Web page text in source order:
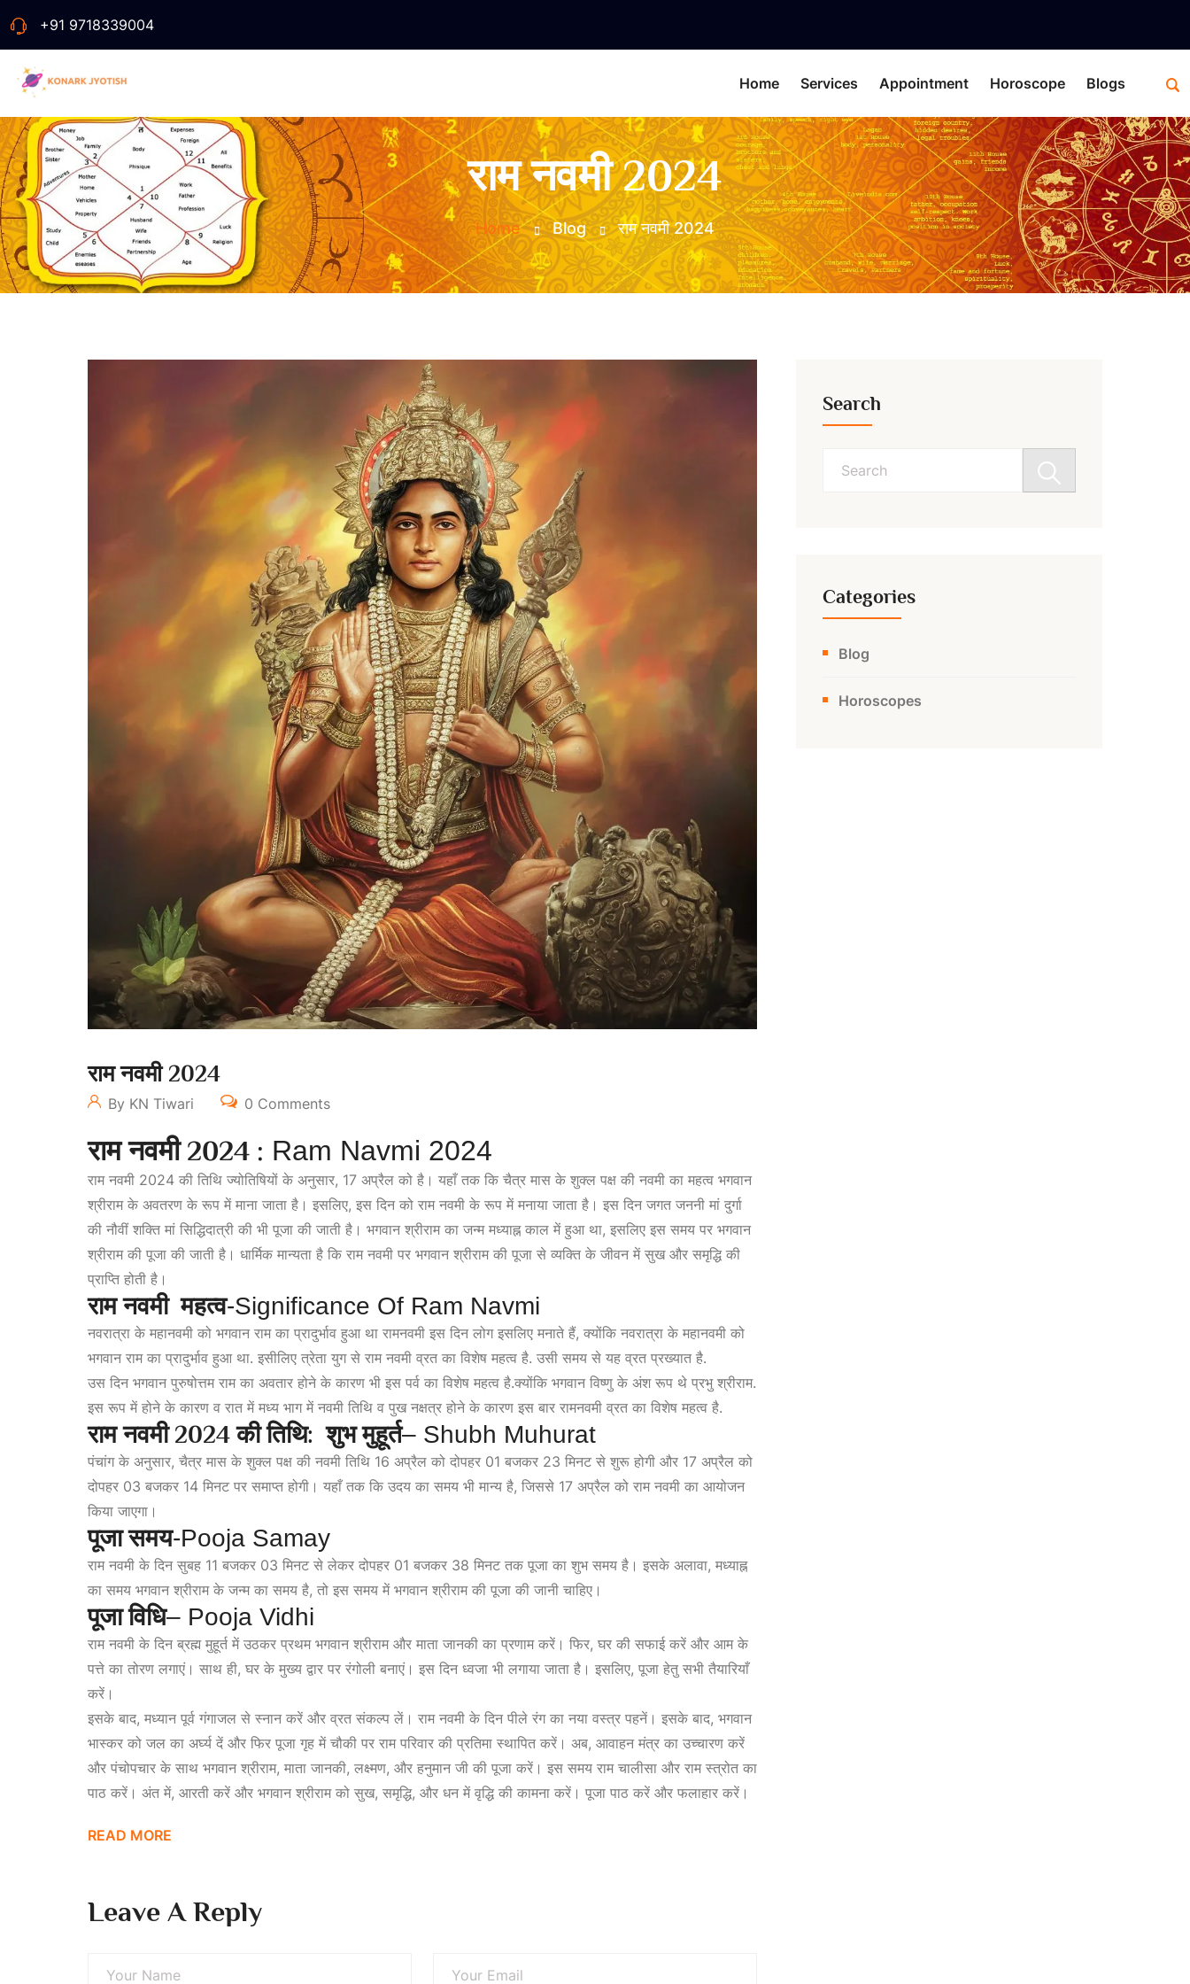
+91 9718339004
Home Services Appointment Horoscope Blogs
राम नवमी 2024
Home Blog राम नवमी 2024
राम नवमी 2024
By KN Tiwari 0 Comments
राम नवमी 2024 : Ram Navmi 2024
राम नवमी 2024 की तिथि ज्योतिषियों के अनुसार, 17 अप्रैल को है। यहाँ तक कि चैत्र मास के शुक्ल पक्ष की नवमी का महत्व भगवान
श्रीराम के अवतरण के रूप में माना जाता है। इसलिए, इस दिन को राम नवमी के रूप में मनाया जाता है। इस दिन जगत जननी मां दुर्गा
की नौवीं शक्ति मां सिद्धिदात्री की भी पूजा की जाती है। भगवान श्रीराम का जन्म मध्याह्न काल में हुआ था, इसलिए इस समय पर भगवान
श्रीराम की पूजा की जाती है। धार्मिक मान्यता है कि राम नवमी पर भगवान श्रीराम की पूजा से व्यक्ति के जीवन में सुख और समृद्धि की
प्राप्ति होती है।
राम नवमी महत्व-Significance Of Ram Navmi
नवरात्रा के महानवमी को भगवान राम का प्रादुर्भाव हुआ था रामनवमी इस दिन लोग इसलिए मनाते हैं, क्योंकि नवरात्रा के महानवमी को
भगवान राम का प्रादुर्भाव हुआ था. इसीलिए त्रेता युग से राम नवमी व्रत का विशेष महत्व है. उसी समय से यह व्रत प्रख्यात है.
उस दिन भगवान पुरुषोत्तम राम का अवतार होने के कारण भी इस पर्व का विशेष महत्व है.क्योंकि भगवान विष्णु के अंश रूप थे प्रभु श्रीराम.
इस रूप में होने के कारण व रात में मध्य भाग में नवमी तिथि व पुख नक्षत्र होने के कारण इस बार रामनवमी व्रत का विशेष महत्व है.
राम नवमी 2024 की तिथि: शुभ मुहूर्त– Shubh Muhurat
पंचांग के अनुसार, चैत्र मास के शुक्ल पक्ष की नवमी तिथि 16 अप्रैल को दोपहर 01 बजकर 23 मिनट से शुरू होगी और 17 अप्रैल को
दोपहर 03 बजकर 14 मिनट पर समाप्त होगी। यहाँ तक कि उदय का समय भी मान्य है, जिससे 17 अप्रैल को राम नवमी का आयोजन
किया जाएगा।
पूजा समय-Pooja Samay
राम नवमी के दिन सुबह 11 बजकर 03 मिनट से लेकर दोपहर 01 बजकर 38 मिनट तक पूजा का शुभ समय है। इसके अलावा, मध्याह्न
का समय भगवान श्रीराम के जन्म का समय है, तो इस समय में भगवान श्रीराम की पूजा की जानी चाहिए।
पूजा विधि– Pooja Vidhi
राम नवमी के दिन ब्रह्म मुहूर्त में उठकर प्रथम भगवान श्रीराम और माता जानकी का प्रणाम करें। फिर, घर की सफाई करें और आम के
पत्ते का तोरण लगाएं। साथ ही, घर के मुख्य द्वार पर रंगोली बनाएं। इस दिन ध्वजा भी लगाया जाता है। इसलिए, पूजा हेतु सभी तैयारियाँ
करें।
इसके बाद, मध्यान पूर्व गंगाजल से स्नान करें और व्रत संकल्प लें। राम नवमी के दिन पीले रंग का नया वस्त्र पहनें। इसके बाद, भगवान
भास्कर को जल का अर्घ्य दें और फिर पूजा गृह में चौकी पर राम परिवार की प्रतिमा स्थापित करें। अब, आवाहन मंत्र का उच्चारण करें
और पंचोपचार के साथ भगवान श्रीराम, माता जानकी, लक्ष्मण, और हनुमान जी की पूजा करें। इस समय राम चालीसा और राम स्त्रोत का
पाठ करें। अंत में, आरती करें और भगवान श्रीराम को सुख, समृद्धि, और धन में वृद्धि की कामना करें। पूजा पाठ करें और फलाहार करें।
READ MORE
Leave A Reply
Search
Categories
Blog
Horoscopes